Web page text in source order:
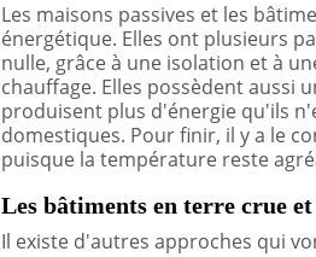
Les maisons passives et les
énergétique. Elles ont plusieurs
nulle, grâce à une isolation et à
chauffage. Elles possèdent aussi
produisent plus d'énergie qu'ils
domestiques. Pour finir, il y a le
puisque la température reste
Les bâtiments en terre crue
Il existe d'autres approches qui